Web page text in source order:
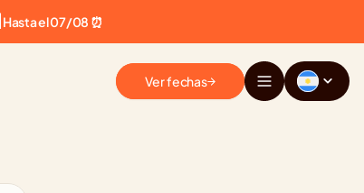
Hasta el 07/08 ⏰
Ver fechas